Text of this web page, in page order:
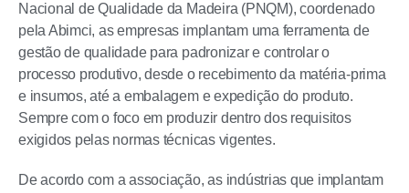
Nacional de Qualidade da Madeira (PNQM), coordenado
pela Abimci, as empresas implantam uma ferramenta de
gestão de qualidade para padronizar e controlar o
processo produtivo, desde o recebimento da matéria-prima
e insumos, até a embalagem e expedição do produto.
Sempre com o foco em produzir dentro dos requisitos
exigidos pelas normas técnicas vigentes.
De acordo com a associação, as indústrias que implantam